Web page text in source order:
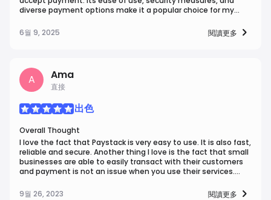
diverse payment options make it a popular choice for my
6월 9, 2025
閱讀更多
A Ama
直接
出色
Overall Thought
I love the fact that Paystack is very easy to use. It is also fast,
reliable and secure. Another thing I love is the fact that small
businesses are able to easily transact with their customers
and payment is not an issue when you use their services.
important information is also superb.
9월 26, 2023 閱讀更多